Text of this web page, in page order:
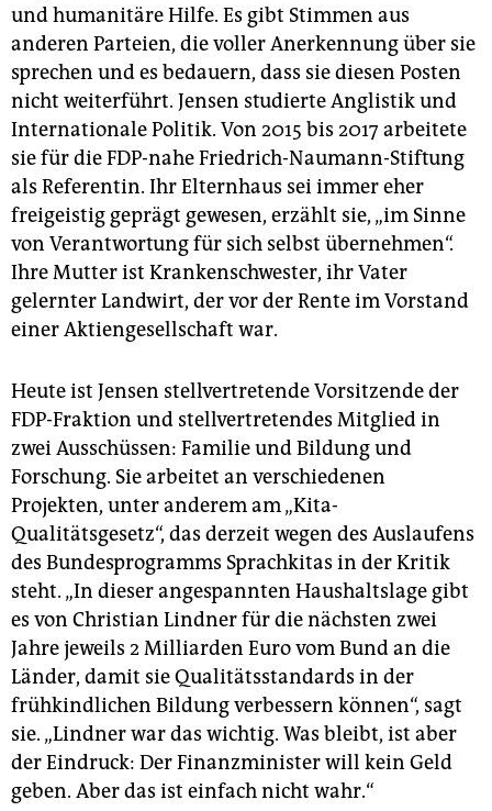
und humanitäre Hilfe. Es gibt Stimmen aus
anderen Parteien, die voller Anerkennung über sie
sprechen und es bedauern, dass sie diesen Posten
nicht weiterführt. Jensen studierte Anglistik und
Internationale Politik. Von 2015 bis 2017 arbeitete
sie für die FDP-nahe Friedrich-Naumann-Stiftung
als Referentin. Ihr Elternhaus sei immer eher
freigeistig geprägt gewesen, erzählt sie, „im Sinne
von Verantwortung für sich selbst übernehmen“.
Ihre Mutter ist Krankenschwester, ihr Vater
gelernter Landwirt, der vor der Rente im Vorstand
einer Aktiengesellschaft war.
Heute ist Jensen stellvertretende Vorsitzende der
FDP-Fraktion und stellvertretendes Mitglied in
zwei Ausschüssen: Familie und Bildung und
Forschung. Sie arbeitet an verschiedenen
Projekten, unter anderem am „Kita-
Qualitätsgesetz“, das derzeit wegen des Auslaufens
des Bundesprogramms Sprachkitas in der Kritik
steht. „In dieser angespannten Haushaltslage gibt
es von Christian Lindner für die nächsten zwei
Jahre jeweils 2 Milliarden Euro vom Bund an die
Länder, damit sie Qualitätsstandards in der
frühkindlichen Bildung verbessern können“, sagt
sie. „Lindner war das wichtig. Was bleibt, ist aber
der Eindruck: Der Finanzminister will kein Geld
geben. Aber das ist einfach nicht wahr.“